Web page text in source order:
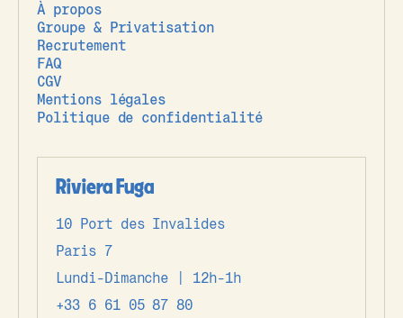
À propos
Groupe & Privatisation
Recrutement
FAQ
CGV
Mentions légales
Politique de confidentialité
Riviera Fuga
10 Port des Invalides
Paris 7
Lundi-Dimanche | 12h-1h
+33 6 61 05 87 80